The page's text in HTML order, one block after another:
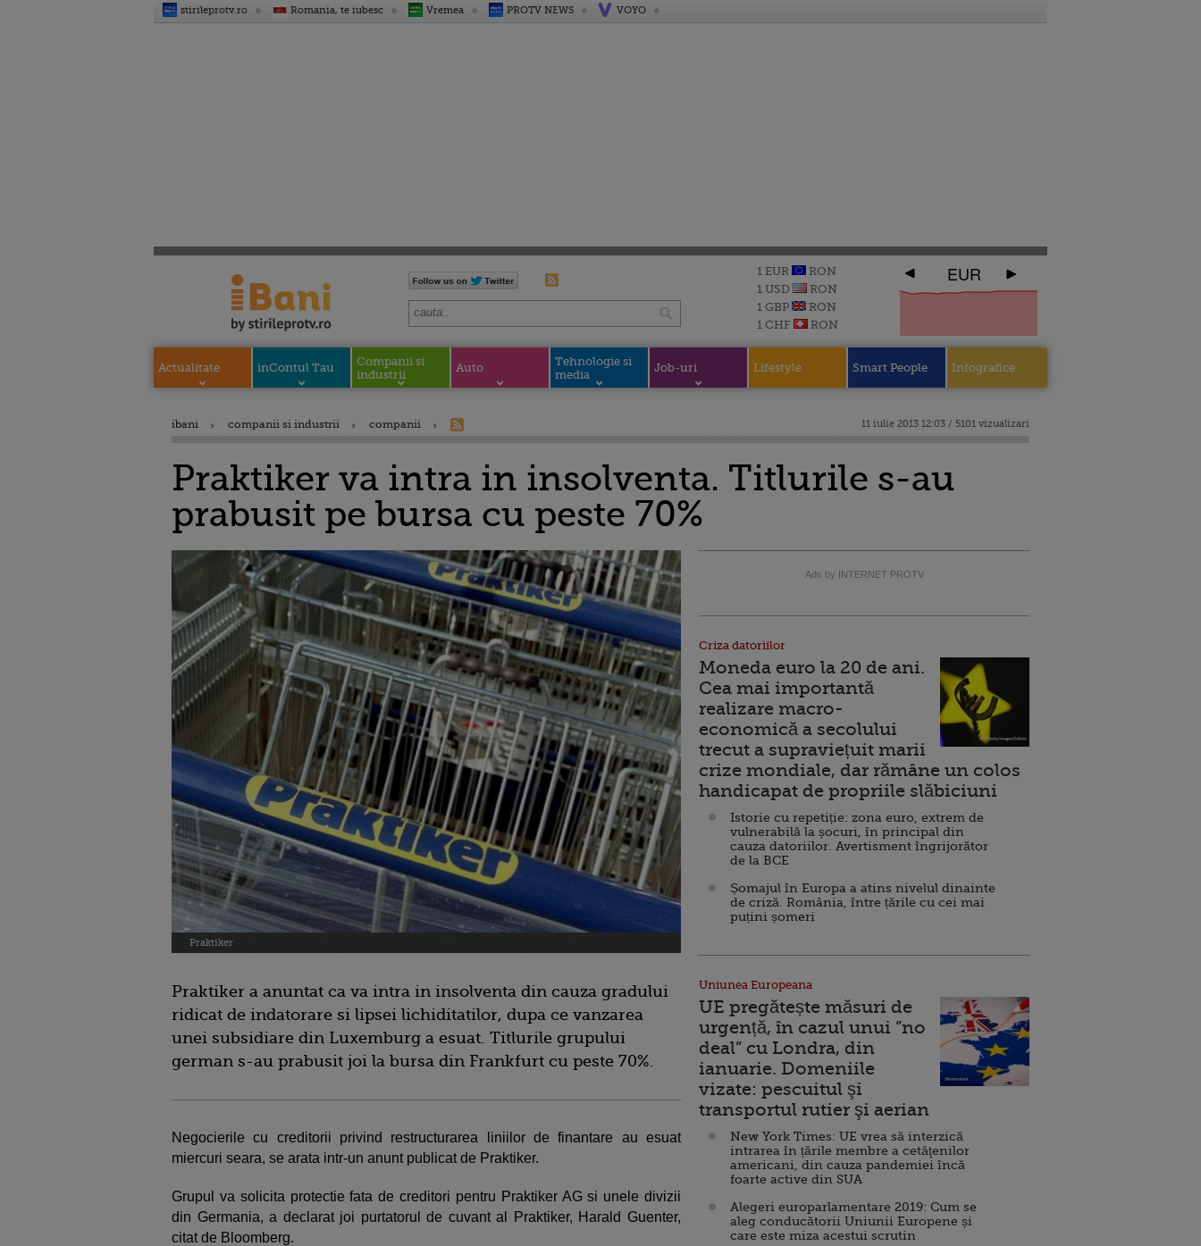
stirileprotv.ro Romania, te iubesc Vremea PROTV NEWS VOYO
1 EUR
RON
1 USD
RON
1 GBP
RON
1 CHF
RON
EUR
Actualitate inContul Tau
Companii si
industrii
Auto
Tehnologie si
media
Job-uri Lifestyle Smart People Infografice
ibani companii si industrii companii 11 iulie 2013 12:03 / 5101 vizualizari
Praktiker va intra in insolventa. Titlurile s-au
prabusit pe bursa cu peste 70%
Praktiker
Praktiker a anuntat ca va intra in insolventa din cauza gradului
ridicat de indatorare si lipsei lichiditatilor, dupa ce vanzarea
unei subsidiare din Luxemburg a esuat. Titlurile grupului
german s-au prabusit joi la bursa din Frankfurt cu peste 70%.
Negocierile cu creditorii privind restructurarea liniilor de finantare au esuat
miercuri seara, se arata intr-un anunt publicat de Praktiker.
Grupul va solicita protectie fata de creditori pentru Praktiker AG si unele divizii
din Germania, a declarat joi purtatorul de cuvant al Praktiker, Harald Guenter,
citat de Bloomberg.
Ads by INTERNET PROTV
Criza datoriilor
Moneda euro la 20 de ani.
Cea mai importantă
realizare macro-
economică a secolului
trecut a supraviețuit marii
crize mondiale, dar rămâne un colos
handicapat de propriile slăbiciuni
Istorie cu repetiție: zona euro, extrem de
vulnerabilă la șocuri, în principal din
cauza datoriilor. Avertisment îngrijorător
de la BCE
Șomajul în Europa a atins nivelul dinainte
de criză. România, între țările cu cei mai
puțini șomeri
Uniunea Europeana
UE pregătește măsuri de
urgență, în cazul unui ”no
deal” cu Londra, din
ianuarie. Domeniile
vizate: pescuitul şi
transportul rutier şi aerian
New York Times: UE vrea să interzică
intrarea în țările membre a cetăţenilor
americani, din cauza pandemiei încă
foarte active din SUA
Alegeri europarlamentare 2019: Cum se
aleg conducătorii Uniunii Europene și
care este miza acestui scrutin